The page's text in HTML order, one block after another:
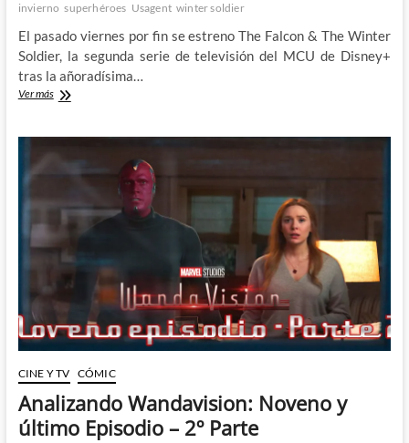
invierno superhéroes Usagent winter soldier
El pasado viernes por fin se estreno The Falcon & The Winter
Soldier, la segunda serie de televisión del MCU de Disney+
tras la añoradísima…
Ver másPrimeras
Falcon
Winter
Soldier
CINE Y TV CÓMIC
Analizando Wandavision: Noveno y
último Episodio – 2º Parte